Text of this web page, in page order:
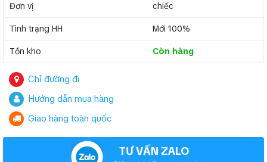
Đơn vị chiếc
Tình trạng HH Mới 100%
Tồn kho Còn hàng
Chỉ đường đi
Hướng dẫn mua hàng
Giao hàng toàn quốc
TƯ VẤN ZALO